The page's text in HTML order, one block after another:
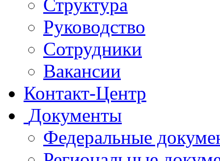
Структура
Руководство
Сотрудники
Вакансии
Контакт-Центр
Документы
Федеральные